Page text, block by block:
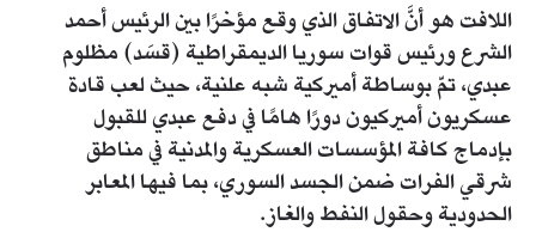
اللافت هو أنَّ الاتفاق الذي وقع مؤخرًا بين الرئيس أحمد
الشرع ورئيس قوات سوريا الديمقراطية (قسَد) مظلوم
عبدي، تمّ بوساطة أميركية شبه علنية، حيث لعب قادة
عسكريون أميركيون دورًا هامًا في دفع عبدي للقبول
بإدماج كافة المؤسسات العسكرية والمدنية في مناطق
شرقي الفرات ضمن الجسد السوري، بما فيها المعابر
الحدودية وحقول النفط والغاز.